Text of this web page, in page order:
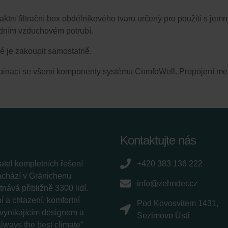
filtrační box obdélníkového tvaru určený pro použití s
vzduchovém potrubí.
je zakoupit samostatně.
se všemi komponenty systému ComfoWell. Propojení
kompletních řešení
v Gränichenu
přibližně 3300 lidí.
a chlazení, komfortní
designem a
the best climate“
Kontaktujte nás
+420 383 136 222
info@zehnder.cz
Pod Kovosvitem 1431,
Sezimovo Ústí